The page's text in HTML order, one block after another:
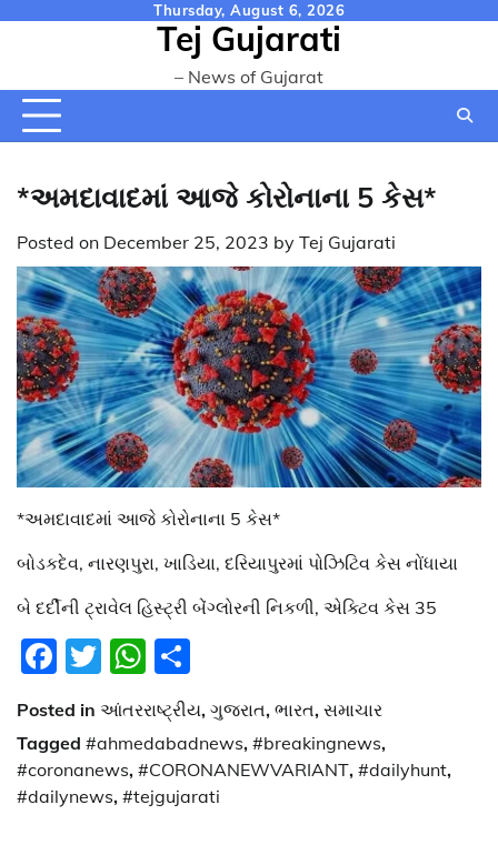
Thursday, August 6, 2026
Tej Gujarati
– News of Gujarat
*અમદાવાદમાં આજે કોરોનાના 5 કેસ*
Posted on December 25, 2023 by Tej Gujarati
*અમદાવાદમાં આજે કોરોનાના 5 કેસ*
બોડકદેવ, નારણપુરા, ખાડિયા, દરિયાપુરમાં પોઝિટિવ કેસ નોંધાયા
બે દર્દીની ટ્રાવેલ હિસ્ટ્રી બેંગ્લોરની નિકળી, એક્ટિવ કેસ 35
Facebook
TwitterWhatsApp
Posted in આંતરરાષ્ટ્રીય, ગુજરાત, ભારત, સમાચાર
Tagged #ahmedabadnews, #breakingnews,
#coronanews, #CORONANEWVARIANT, #dailyhunt,
#dailynews, #tejgujarati